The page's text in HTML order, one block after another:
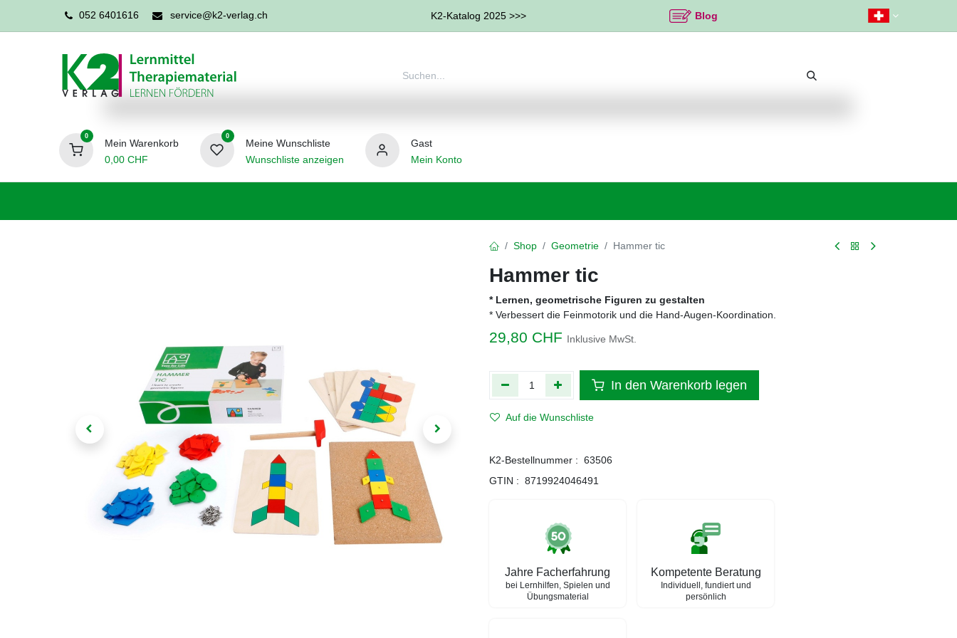
052 6401616 service@k2-verlag.ch K2-Katalog 2025 >>> Blog
0
Mein Warenkorb
0,00CHF
0
Meine Wunschliste
Wunschliste anzeigen
Gast
Mein Konto
Shop Geometrie Hammer tic
Hammer tic
* Lernen, geometrische Figuren zu gestalten
* Verbessert die Feinmotorik und die Hand-Augen-Koordination.
29,80 CHF Inklusive MwSt.
In den Warenkorb legen
Auf die Wunschliste
K2-Bestellnummer : 63506
GTIN : 8719924046491
Jahre Facherfahrung
bei Lernhilfen, Spielen und
Übungsmaterial
Kompetente Beratung
Individuell, fundiert und
persönlich